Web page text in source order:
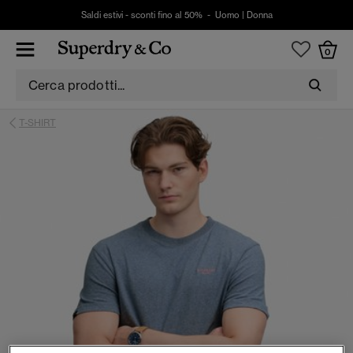
Saldi estivi - sconti fino al 50% - Uomo Donna
0
T-SHIRT